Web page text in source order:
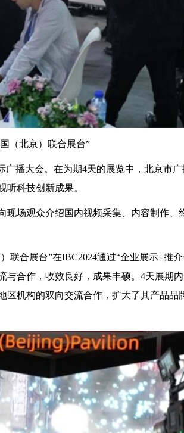
（北京）联合展台”
播大会。在为期4天的展览中，北京市
听科技创新成果。
现场观众介绍国内视频采集、内容制作、
联合展台”在IBC2024通过“企业展示+推
合作，收效良好，成果丰硕。4天展期
机构的双向交流合作，扩大了其产品品